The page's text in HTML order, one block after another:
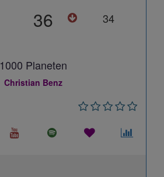
36 34
1000 Planeten
Christian Benz